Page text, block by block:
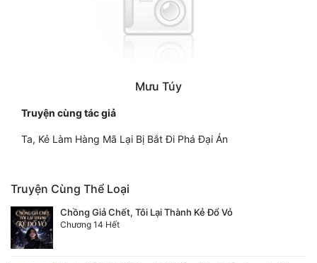
Mưu Túy
Truyện cùng tác giả
Ta, Kẻ Làm Hàng Mã Lại Bị Bắt Đi Phá Đại Án
Truyện Cùng Thể Loại
Chồng Giả Chết, Tôi Lại Thành Kẻ Đổ Vỏ
Chương 14 Hết